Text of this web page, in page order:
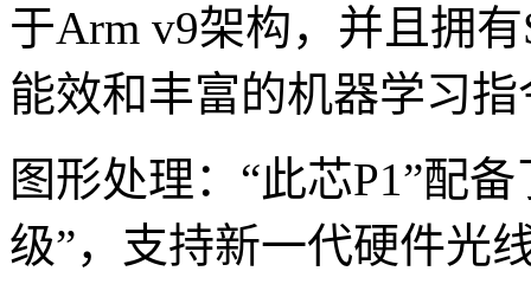
于Arm v9架构，并且拥
能效和丰富的机器学习
图形处理：“此芯P1”配
级”，支持新一代硬件光